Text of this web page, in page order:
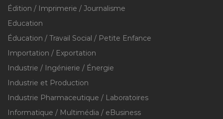
Édition / Imprimerie / Journalisme
Education
Éducation / Travail Social / Petite Enfance
Importation / Exportation
Industrie / Ingénierie / Énergie
Industrie et Production
Industrie Pharmaceutique / Laboratoires
Informatique / Multimédia / eBusiness